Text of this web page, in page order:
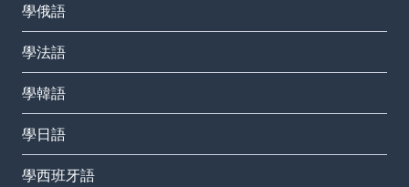
學俄語
學法語
學韓語
學日語
學西班牙語